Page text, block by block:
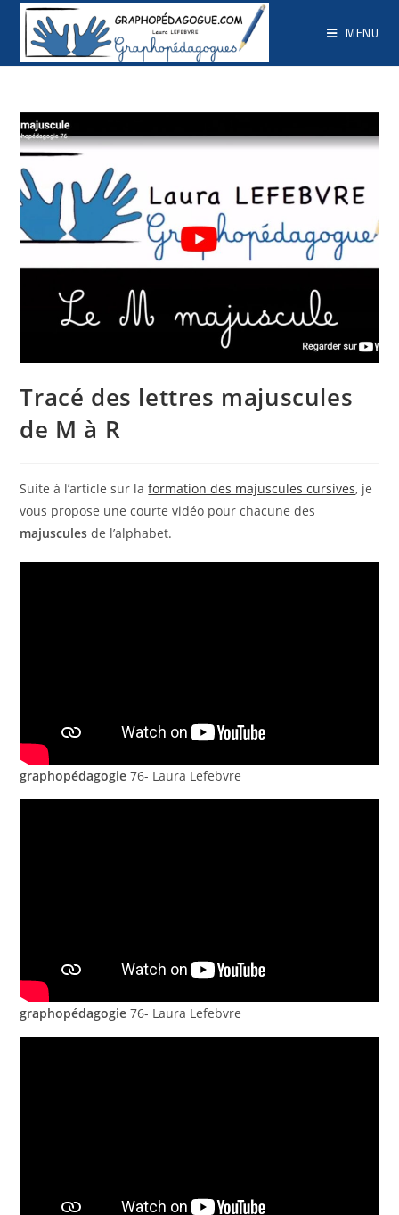
MENU
Tracé des lettres majuscules
de M à R
Suite à l’article sur laformation des majuscules cursives, je
vous propose une courte vidéo pour chacune des
majuscules de l’alphabet.
graphopédagogie 76- Laura Lefebvre
graphopédagogie 76- Laura Lefebvre